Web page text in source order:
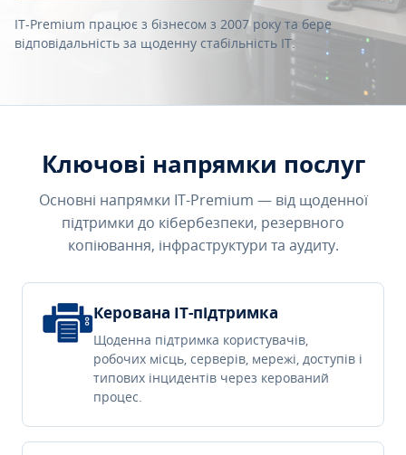
IT-Premium працює з бізнесом з 2007 року та бере
відповідальність за щоденну стабільність IT.
Ключові напрямки послуг
Основні напрямки IT-Premium — від щоденної
підтримки до кібербезпеки, резервного
копіювання, інфраструктури та аудиту.
Керована IT-підтримка
Щоденна підтримка користувачів,
робочих місць, серверів, мережі, доступів і
типових інцидентів через керований
процес.